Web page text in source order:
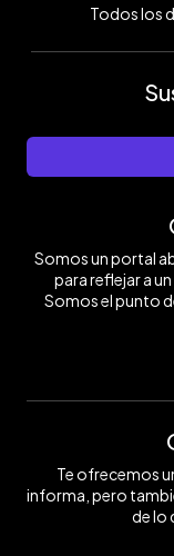
Todos los
Somos un portal
para reflejar a un
Somos el punto
Te ofrecemos
informa, pero
de lo